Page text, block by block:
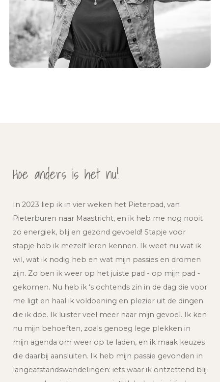
Hoe anders is het nu!
In 2023 liep ik in vier weken het Pieterpad, van
Pieterburen naar Maastricht, en ik heb me nog nooit
zo energiek, blij en gezond gevoeld! Stapje voor
stapje heb ik mezelf leren kennen. Ik weet nu wat ik
wil, wat ik nodig heb en wat mijn passies en dromen
zijn. Zo ben ik weer op het juiste pad - op mijn pad -
gekomen. Nu heb ik ‘s ochtends zin in de dag die voor
me ligt en haal ik voldoening en plezier uit de dingen
die ik doe. Ik luister veel meer naar mijn gevoel. Ik ken
nu mijn behoeften, zoals genoeg lege plekken in
mijn agenda om weer op te laden, en ik maak keuzes
die daarbij aansluiten. Ik heb mijn passie gevonden in
langeafstandswandelingen: iets waar ik ontzettend blij